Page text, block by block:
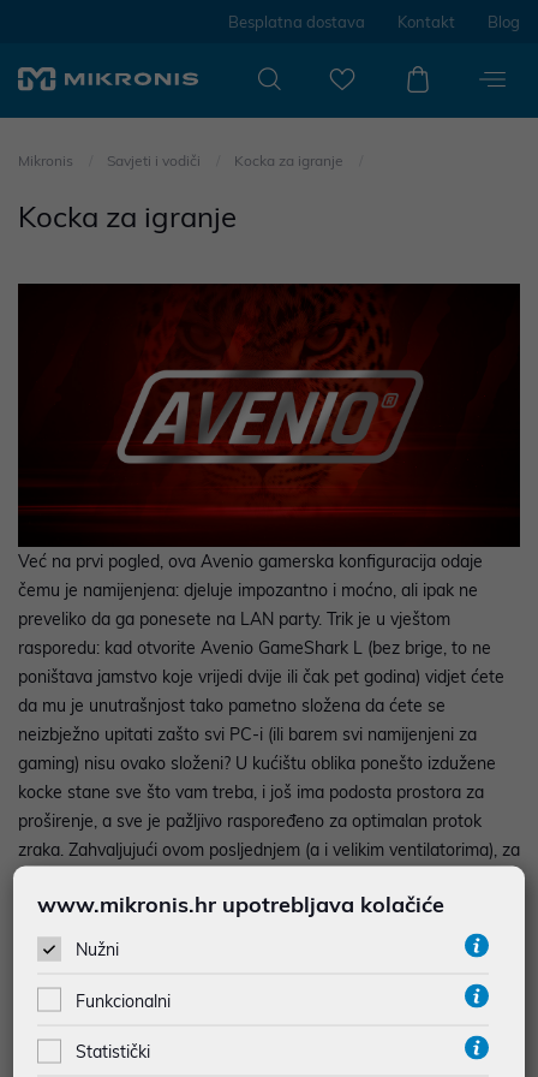
Besplatna dostava Kontakt Blog
Mikronis Savjeti i vodiči Kocka za igranje
Kocka za igranje
Već na prvi pogled, ova Avenio gamerska konfiguracija odaje
čemu je namijenjena: djeluje impozantno i moćno, ali ipak ne
preveliko da ga ponesete na LAN party. Trik je u vještom
rasporedu: kad otvorite Avenio GameShark L (bez brige, to ne
poništava jamstvo koje vrijedi dvije ili čak pet godina) vidjet ćete
da mu je unutrašnjost tako pametno složena da ćete se
neizbježno upitati zašto svi PC-i (ili barem svi namijenjeni za
gaming) nisu ovako složeni? U kućištu oblika ponešto izdužene
kocke stane sve što vam treba, i još ima podosta prostora za
proširenje, a sve je pažljivo raspoređeno za optimalan protok
zraka. Zahvaljujući ovom posljednjem (a i velikim ventilatorima), za
sličnih konfiguracija: nema velike buke. Ovu „kocku“ možete
držati na stolu, ili na nekom drugom vidnom mjestu – gdje i
spada, jer ćete ga rado htjeti pokazati.
što sve ima ovaj Avenio gaming desktop, prije nego što nabrojimo
www.mikronis.hr upotrebljava kolačiće
Nužni
Funkcionalni
Statistički